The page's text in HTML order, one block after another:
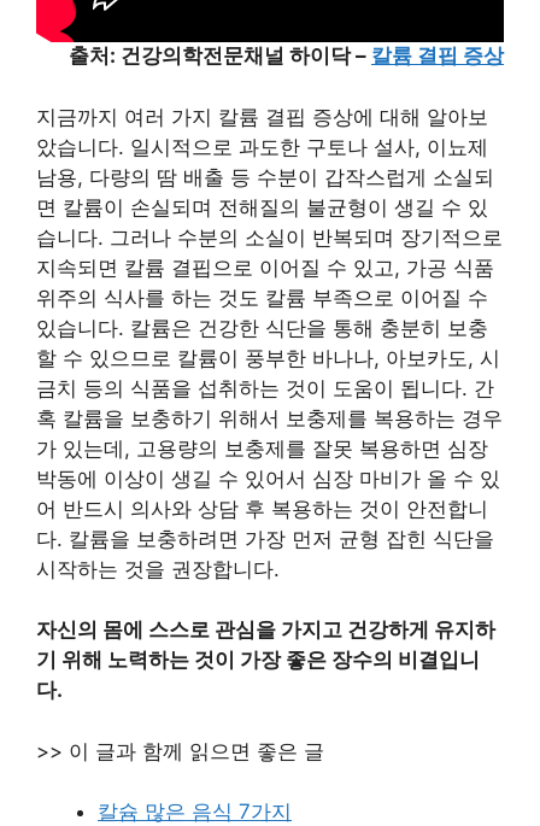
출처: 건강의학전문채널 하이닥 – 칼륨 결핍 증상
지금까지 여러 가지 칼륨 결핍 증상에 대해 알아보
았습니다. 일시적으로 과도한 구토나 설사, 이뇨제
남용, 다량의 땀 배출 등 수분이 갑작스럽게 소실되
면 칼륨이 손실되며 전해질의 불균형이 생길 수 있
습니다. 그러나 수분의 소실이 반복되며 장기적으로
지속되면 칼륨 결핍으로 이어질 수 있고, 가공 식품
위주의 식사를 하는 것도 칼륨 부족으로 이어질 수
있습니다. 칼륨은 건강한 식단을 통해 충분히 보충
할 수 있으므로 칼륨이 풍부한 바나나, 아보카도, 시
금치 등의 식품을 섭취하는 것이 도움이 됩니다. 간
혹 칼륨을 보충하기 위해서 보충제를 복용하는 경우
가 있는데, 고용량의 보충제를 잘못 복용하면 심장
박동에 이상이 생길 수 있어서 심장 마비가 올 수 있
어 반드시 의사와 상담 후 복용하는 것이 안전합니
다. 칼륨을 보충하려면 가장 먼저 균형 잡힌 식단을
시작하는 것을 권장합니다.
자신의 몸에 스스로 관심을 가지고 건강하게 유지하
기 위해 노력하는 것이 가장 좋은 장수의 비결입니
다.
>> 이 글과 함께 읽으면 좋은 글
칼슘 많은 음식 7가지